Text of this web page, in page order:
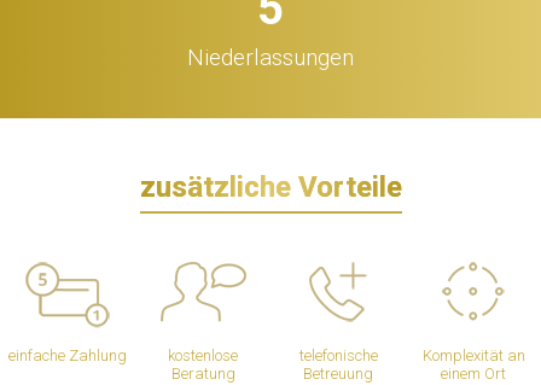
Niederlassungen
zusätzliche Vorteile
einfache Zahlung
kostenlose
Beratung
telefonische
Betreuung
Komplexität an
einem Ort